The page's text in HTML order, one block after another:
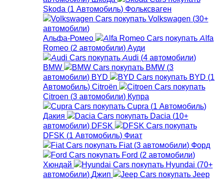
Skoda (1 Автомобиль) Фольксваген
Volkswagen (30+
автомобили)
Альфа-Ромео
Alfa
Romeo (2 автомобили) Ауди
Audi (4 автомобили)
BMW
BMW (3
автомобили) BYD BYD (1
Автомобиль) Citroën
Citroen (3 автомобили) Купра
Cupra (1 Автомобиль)
Дакия
Dacia (10+
автомобили) DFSK
DFSK (1 Автомобиль) Фиат
Fiat (3 автомобили) Форд
Ford (2 автомобили)
Хюндай
Hyundai (70+
автомобили) Джип
Jeep